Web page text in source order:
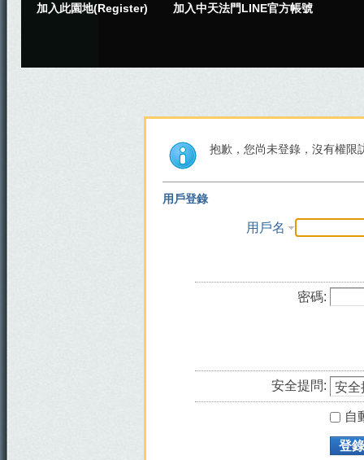
加入此園地(Register) 加入中天法門LINE官方帳號
抱歉，您尚未登錄，沒有權限
用戶登錄
用戶名
密碼:
安全提問:
自
登錄